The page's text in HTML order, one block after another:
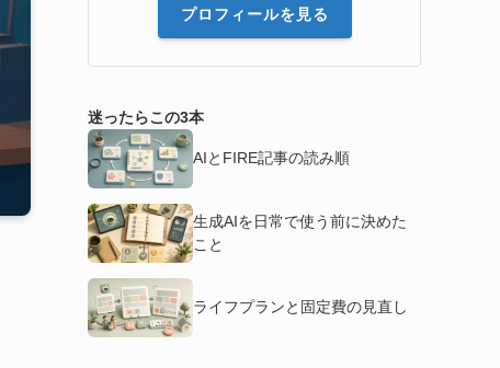
プロフィールを見る
迷ったらこの3本
AIとFIRE記事の読み順
生成AIを日常で使う前に決めた
こと
ライフプランと固定費の見直し